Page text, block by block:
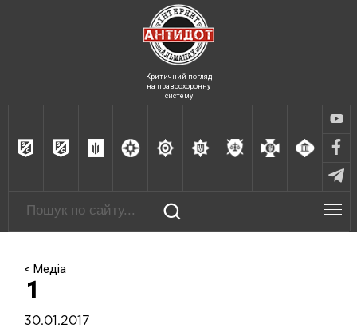
Критичний погляд
на правоохоронну
систему
< Медіа
1
30.01.2017